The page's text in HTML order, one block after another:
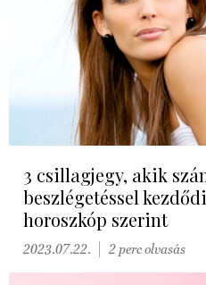
3 csillagjegy, akik
beszlégetéssel
horoszkóp szerint
2023.07.22. 2 perc olvasás